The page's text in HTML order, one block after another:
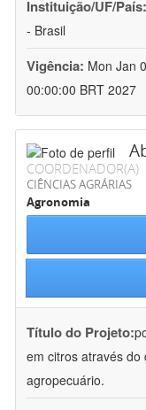
Instituição/UF/País:
- Brasil
Vigência: Mon Jan
00:00:00 BRT 2027
COORDENADOR(A)
CIÊNCIAS AGRÁRIAS
Agronomia
Título do Projeto:
em citros através do
agropecuário.